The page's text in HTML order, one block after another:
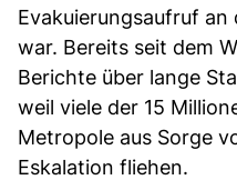
Evakuierungsaufruf an
war. Bereits seit dem
Berichte über lange
weil viele der 15
Metropole aus Sorge
Eskalation fliehen.